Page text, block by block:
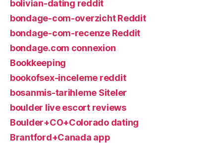
bolivian-dating reddit
bondage-com-overzicht Reddit
bondage-com-recenze Reddit
bondage.com connexion
Bookkeeping
bookofsex-inceleme reddit
bosanmis-tarihleme Siteler
boulder live escort reviews
Boulder+CO+Colorado dating
Brantford+Canada app